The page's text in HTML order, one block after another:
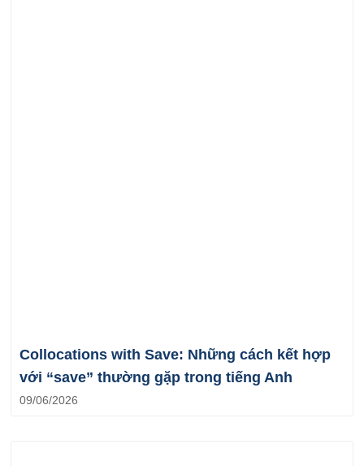
Collocations with Save: Những cách kết hợp
với “save” thường gặp trong tiếng Anh
09/06/2026